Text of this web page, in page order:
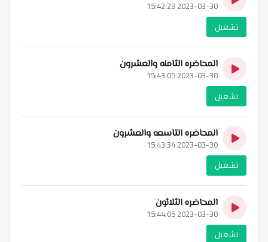
2023-03-30 15:42:29
تشغيل
المحاضره الثامنه والعشرون
2023-03-30 15:43:05
تشغيل
المحاضره التاسعه والعشرون
2023-03-30 15:43:34
تشغيل
المحاضره الثلاثون
2023-03-30 15:44:05
تشغيل